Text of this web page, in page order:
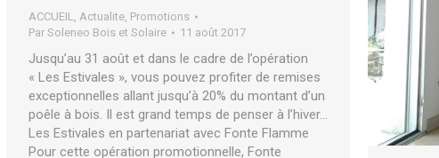
ACCUEIL Actualite Promotions
Par Soleneo Bois et Solaire 11 août 2017
Jusqu’au 31 août et dans le cadre de l’opération
« Les Estivales », vous pouvez profiter de remises
exceptionnelles allant jusqu’à 20% du montant d’un
poêle à bois. Il est grand temps de penser à l’hiver…
Les Estivales en partenariat avec Fonte Flamme
Pour cette opération promotionnelle, Fonte